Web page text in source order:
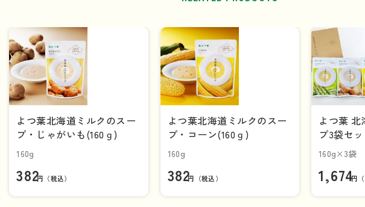
よつ葉北海道ミルクのスー
プ・じゃがいも(160ｇ)
160g
382円（税込）
よつ葉北海道ミルクのスー
プ・コーン(160ｇ)
160g
382円（税込）
よつ葉 北
プ3袋セ
ポス送料
160g×3袋
1,674円（